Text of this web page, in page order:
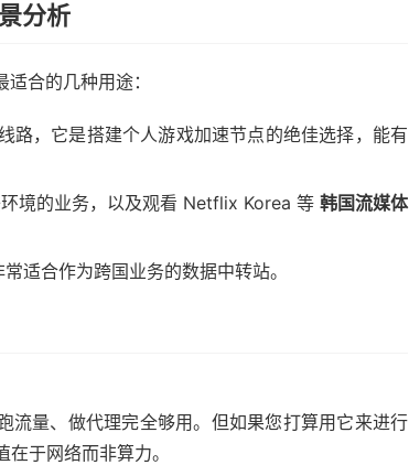
分析
合的几种用途：
路，它是搭建个人游戏加速节点的绝佳选择，能有
境的业务，以及观看 Netflix Korea 等 韩国流媒体
适合作为跨国业务的数据中转站。
量、做代理完全够用。但如果您打算用它来进行
于网络而非算力。